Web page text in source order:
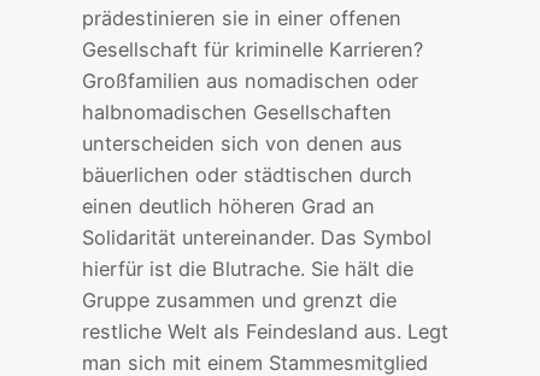
prädestinieren sie in einer offenen
Gesellschaft für kriminelle Karrieren?
Großfamilien aus nomadischen oder
halbnomadischen Gesellschaften
unterscheiden sich von denen aus
bäuerlichen oder städtischen durch
einen deutlich höheren Grad an
Solidarität untereinander. Das Symbol
hierfür ist die Blutrache. Sie hält die
Gruppe zusammen und grenzt die
restliche Welt als Feindesland aus. Legt
man sich mit einem Stammesmitglied